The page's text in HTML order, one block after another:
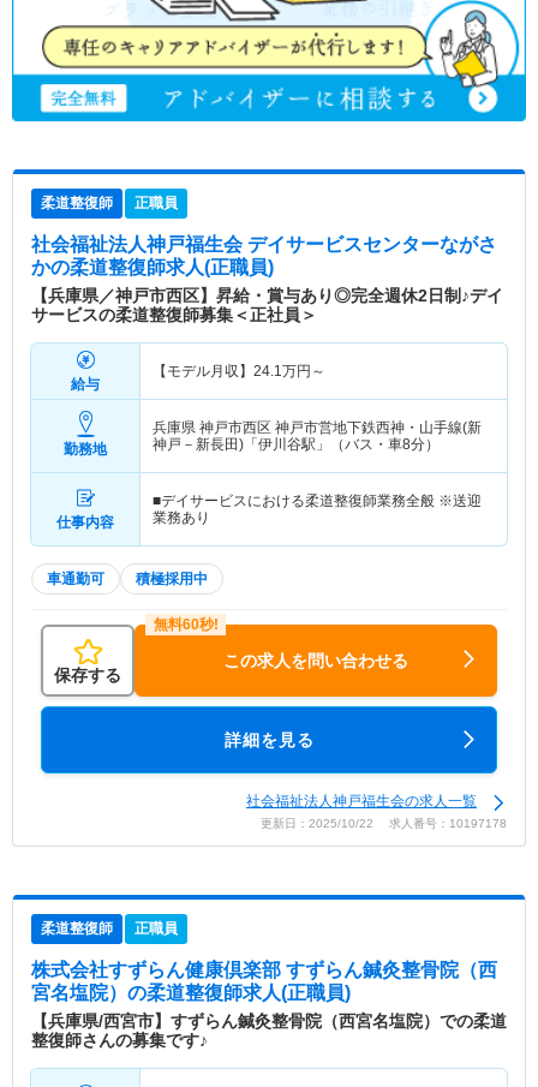
柔道整復師 正職員
社会福祉法人神戸福生会 デイサービスセンターながさ
かの柔道整復師求人(正職員)
【兵庫県／神戸市西区】昇給・賞与あり◎完全週休2日制♪デイ
サービスの柔道整復師募集＜正社員＞
給与
【モデル月収】 24.1万円～
勤務地
兵庫県 神戸市西区 神戸市営地下鉄西神・山手線(新
神戸－新長田)「伊川谷駅」（バス・車8分）
仕事内容
■デイサービスにおける柔道整復師業務全般 ※送迎
業務あり
車通勤可 積極採用中
保存する
この求人を問い合わせる
詳細を見る
社会福祉法人神戸福生会の求人一覧
更新日：2025/10/22 求人番号：10197178
柔道整復師 正職員
株式会社すずらん健康倶楽部 すずらん鍼灸整骨院（西
宮名塩院） の柔道整復師求人(正職員)
【兵庫県/西宮市】すずらん鍼灸整骨院（西宮名塩院）での柔道
整復師さんの募集です♪